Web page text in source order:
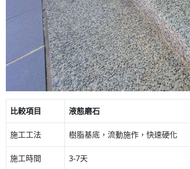
比較項目 液態磨石
施工工法 樹脂基底，流動施作，快速硬化
施工時間 3-7天